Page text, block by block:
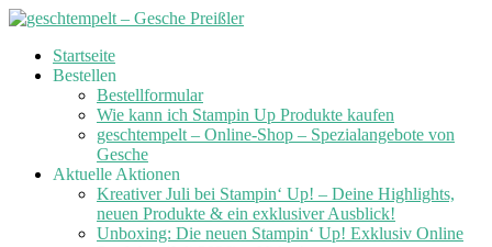
Skip
Startseite
Bestellen
Bestellformular
Wie kann ich Stampin Up Produkte kaufen
geschtempelt – Online-Shop – Spezialangebote von
Gesche
Aktuelle Aktionen
Kreativer Juli bei Stampin‘ Up! – Deine Highlights,
neuen Produkte & ein exklusiver Ausblick!
Unboxing: Die neuen Stampin‘ Up! Exklusiv Online